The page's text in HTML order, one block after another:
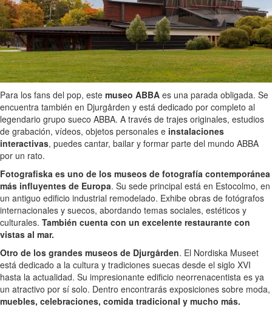
Para los fans del pop, este museo ABBA es una parada obligada. Se
encuentra también en Djurgården y está dedicado por completo al
legendario grupo sueco ABBA. A través de trajes originales, estudios
de grabación, vídeos, objetos personales e instalaciones
interactivas, puedes cantar, bailar y formar parte del mundo ABBA
por un rato.
Fotografiska es uno de los museos de fotografía contemporánea
más influyentes de Europa. Su sede principal está en Estocolmo, en
un antiguo edificio industrial remodelado. Exhibe obras de fotógrafos
internacionales y suecos, abordando temas sociales, estéticos y
culturales. También cuenta con un excelente restaurante con
vistas al mar.
Otro de los grandes museos de Djurgården. El Nordiska Museet
está dedicado a la cultura y tradiciones suecas desde el siglo XVI
hasta la actualidad. Su impresionante edificio neorrenacentista es ya
un atractivo por sí solo. Dentro encontrarás exposiciones sobre moda,
muebles, celebraciones, comida tradicional y mucho más.